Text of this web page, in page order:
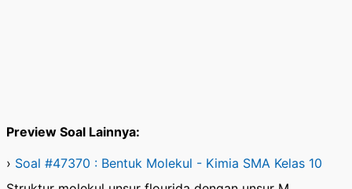
Preview Soal Lainnya:
› Soal #47370 : Bentuk Molekul - Kimia SMA Kelas 10